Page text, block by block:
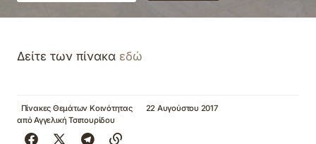
Δείτε των πίνακα εδώ
Πίνακες Θεμάτων Κοινότητας
22 Αυγούστου 2017
απόΑγγελική Τσιπουρίδου